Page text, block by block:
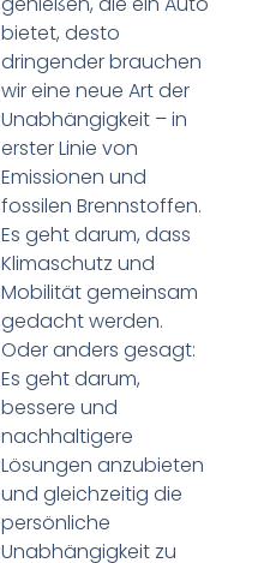
bietet, desto
dringender brauchen
wir eine neue Art der
Unabhängigkeit – in
erster Linie von
Emissionen und
fossilen Brennstoffen.
Es geht darum, dass
Klimaschutz und
Mobilität gemeinsam
gedacht werden.
Oder anders gesagt:
Es geht darum,
bessere und
nachhaltigere
Lösungen anzubieten
und gleichzeitig die
persönliche
Unabhängigkeit zu